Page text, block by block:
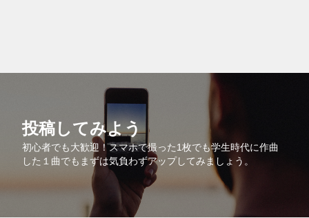
投稿してみよう
初心者でも大歓迎！スマホで撮った1枚でも学生時代に作曲
した１曲でもまずは気負わずアップしてみましょう。